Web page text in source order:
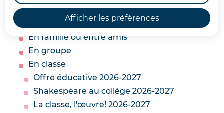
Afficher les préférences
Explorer
En famille ou entre amis
En groupe
En classe
Offre éducative 2026-2027
Shakespeare au collège 2026-2027
La classe, l'œuvre! 2026-2027